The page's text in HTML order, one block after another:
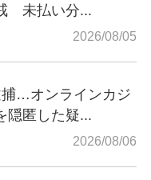
未払い分...
2026/08/05
…オンラインカジ
隠匿した疑...
2026/08/06